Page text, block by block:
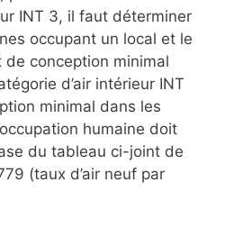
INT 3, il faut déterminer
occupant un local et le
conception minimal
d’air intérieur INT
minimal dans les
humaine doit
du tableau ci-joint de
(taux d’air neuf par